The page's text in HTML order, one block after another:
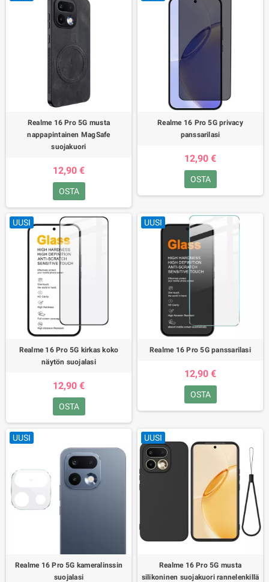
Realme 16 Pro 5G musta
nappapintainen MagSafe
suojakuori
12,90 €
OSTA
Realme 16 Pro 5G privacy
panssarilasi
12,90 €
OSTA
UUSI
Realme 16 Pro 5G kirkas koko
näytön suojalasi
12,90 €
OSTA
UUSI
Realme 16 Pro 5G panssarilasi
12,90 €
OSTA
UUSI
Realme 16 Pro 5G kameralinssin
suojalasi
UUSI
Realme 16 Pro 5G musta
silikoninen suojakuori rannelenkillä